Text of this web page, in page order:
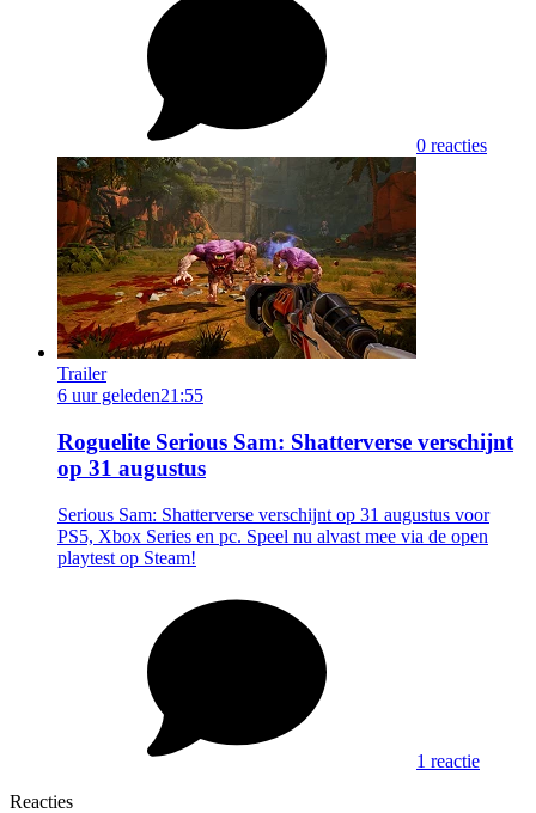
0 reacties
Trailer
6 uur geleden21:55
Roguelite Serious Sam: Shatterverse verschijnt
op 31 augustus
Serious Sam: Shatterverse verschijnt op 31 augustus voor
PS5, Xbox Series en pc. Speel nu alvast mee via de open
playtest op Steam!
1 reactie
Reacties